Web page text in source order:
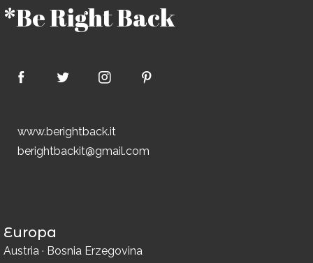
*Be Right Back
www.berightback.it
berightbackit@gmail.com
Europa
Austria · Bosnia Erzegovina